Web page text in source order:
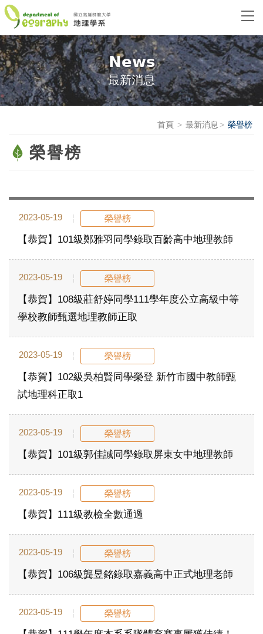
News
最新消息
首頁 最新消息 榮譽榜
榮譽榜
2023-05-19 榮譽榜
【恭賀】101級鄭雅羽同學錄取百齡高中地理教師
2023-05-19 榮譽榜
【恭賀】108級莊舒婷同學111學年度公立高級中等
學校教師甄選地理教師正取
2023-05-19 榮譽榜
【恭賀】102級吳柏賢同學榮登 新竹市國中教師甄
試地理科正取1
2023-05-19 榮譽榜
【恭賀】101級郭佳誠同學錄取屏東女中地理教師
2023-05-19 榮譽榜
【恭賀】111級教檢全數通過
2023-05-19 榮譽榜
【恭賀】106級龔昱銘錄取嘉義高中正式地理老師
2023-05-19 榮譽榜